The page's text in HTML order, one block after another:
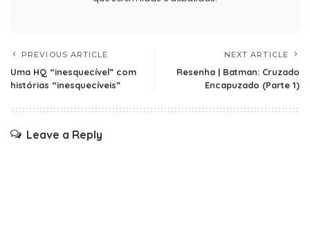
PREVIOUS ARTICLE
Uma HQ “inesquecível” com
histórias “inesquecíveis”
NEXT ARTICLE
Resenha | Batman: Cruzado
Encapuzado (Parte 1)
Leave a Reply